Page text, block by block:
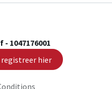
- 1047176001
hier